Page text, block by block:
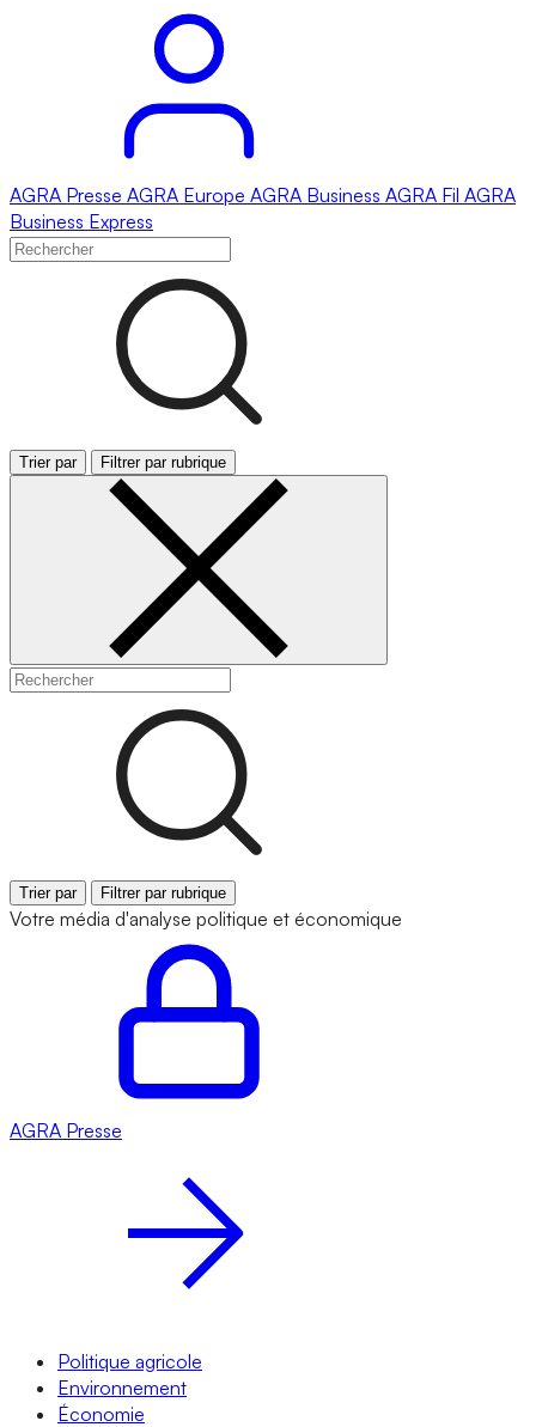
AGRA Presse AGRA Europe AGRA Business AGRA Fil AGRA
Business Express
Trier par Filtrer par rubrique
Trier par Filtrer par rubrique
Votre média d'analyse politique et économique
AGRA Presse
Politique agricole
Environnement
Économie